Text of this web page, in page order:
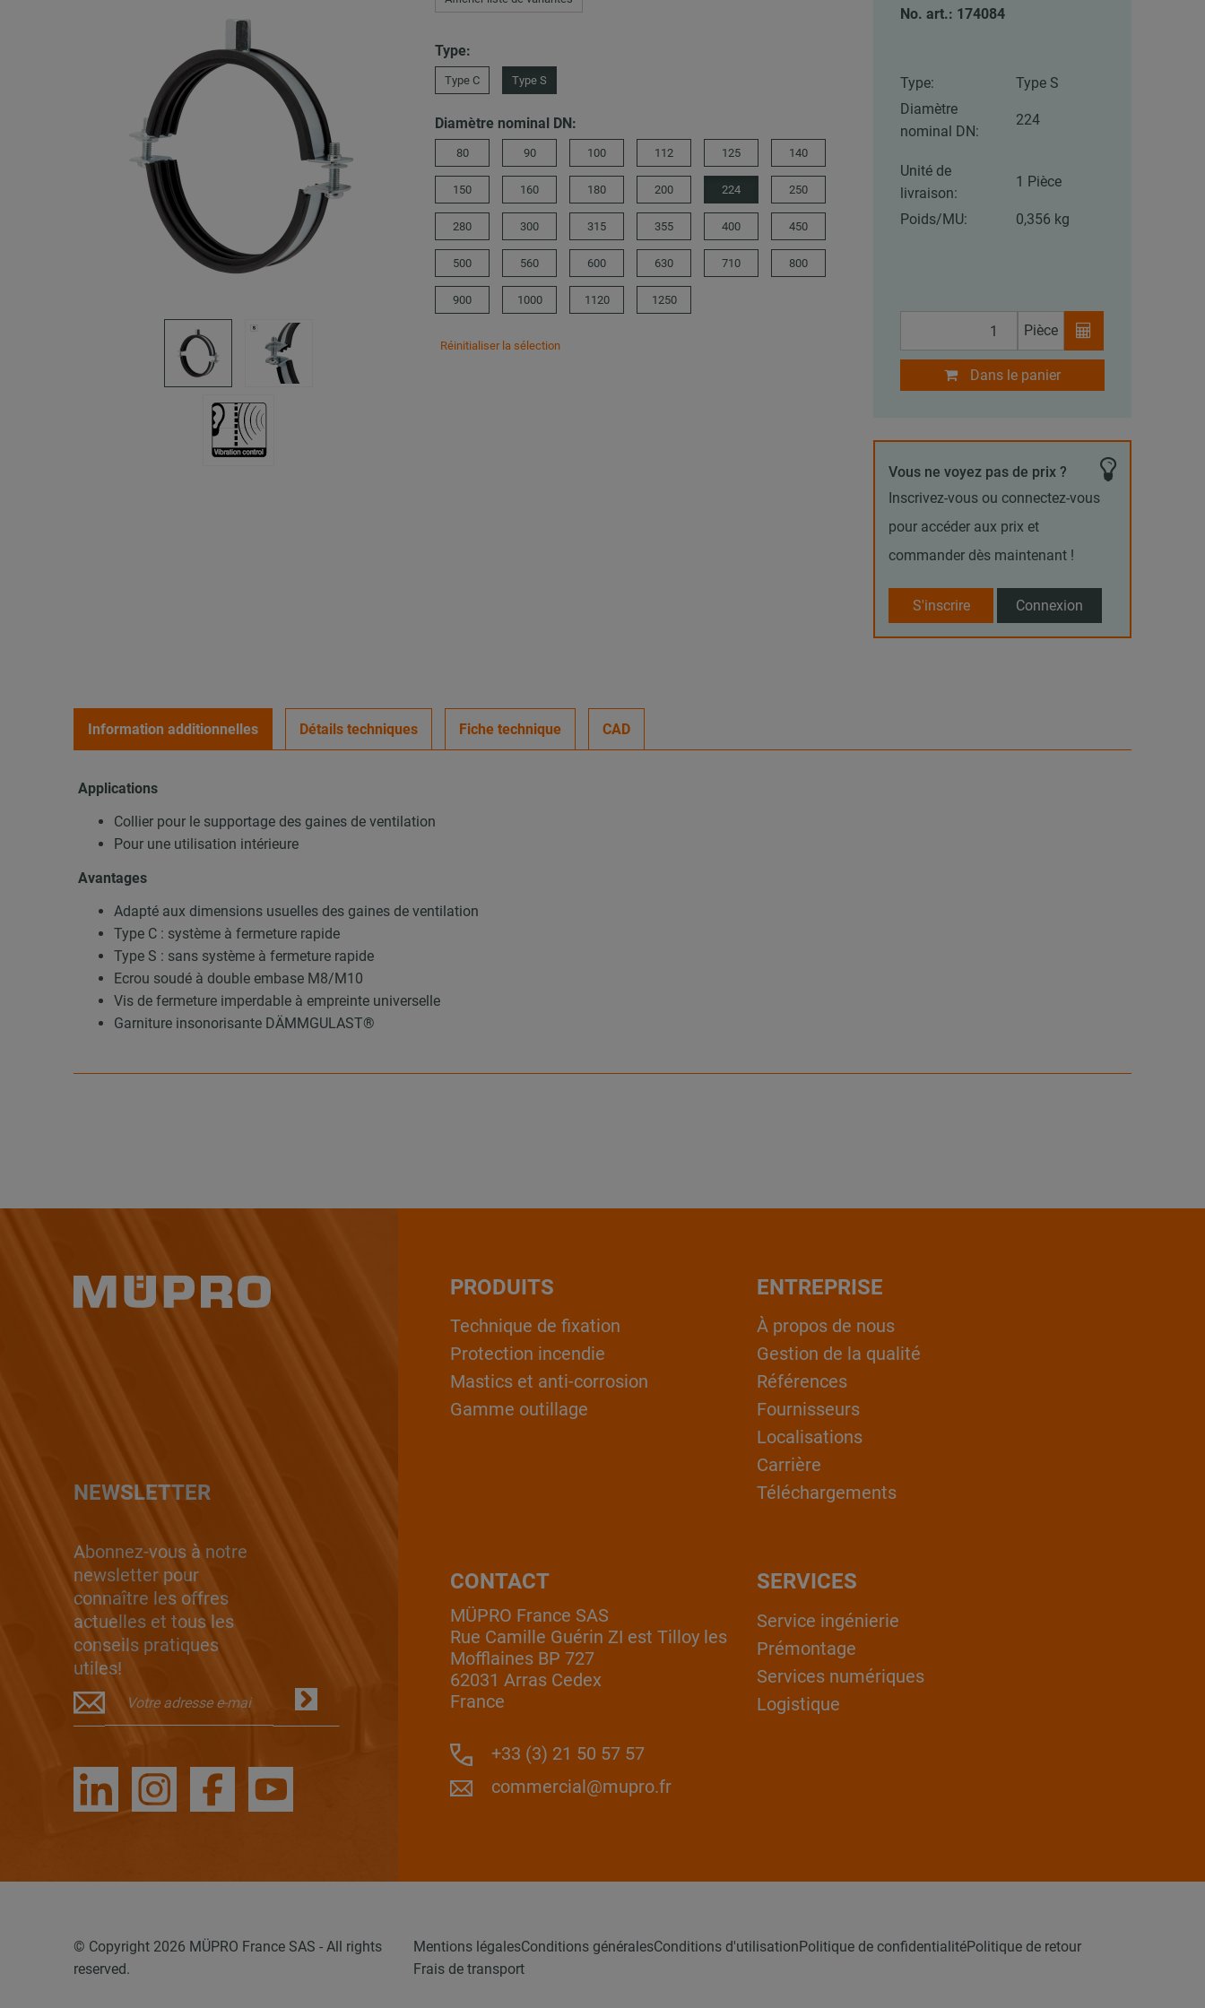
Type:
Type C Type S
Diamètre nominal DN:
80 90 100 112 125 140
150 160 180 200 224 250
280 300 315 355 400 450
500 560 600 630 710 800
900 1000 1120 1250
Réinitialiser la sélection
No. art.: 174084
Type:
Type S
Diamètre
nominal DN:
224
Unité de
livraison:
1 Pièce
Poids/MU: 0,356 kg
Pièce
Dans le panier
Vous ne voyez pas de prix ?
Inscrivez-vous ou connectez-vous
pour accéder aux prix et
commander dès maintenant !
S'inscrire Connexion
Information additionnelles Détails techniques Fiche technique CAD
Applications
Collier pour le supportage des gaines de ventilation
Pour une utilisation intérieure
Avantages
Adapté aux dimensions usuelles des gaines de ventilation
Type C : système à fermeture rapide
Type S : sans système à fermeture rapide
Ecrou soudé à double embase M8/M10
Vis de fermeture imperdable à empreinte universelle
Garniture insonorisante DÄMMGULAST®
NEWSLETTER
Abonnez-vous à notre
newsletter pour
connaître les offres
actuelles et tous les
conseils pratiques
utiles!
PRODUITS
Technique de fixation
Protection incendie
Mastics et anti-corrosion
Gamme outillage
ENTREPRISE
À propos de nous
Gestion de la qualité
Références
Fournisseurs
Localisations
Carrière
Téléchargements
CONTACT
MÜPRO France SAS
Rue Camille Guérin ZI est Tilloy les
Mofflaines BP 727
62031 Arras Cedex
France
+33 (3) 21 50 57 57
commercial@mupro.fr
SERVICES
Service ingénierie
Prémontage
Services numériques
Logistique
© Copyright 2026 MÜPRO France SAS - All rights
reserved.
Mentions légalesConditions généralesConditions d'utilisationPolitique de confidentialitéPolitique de retour
Frais de transport